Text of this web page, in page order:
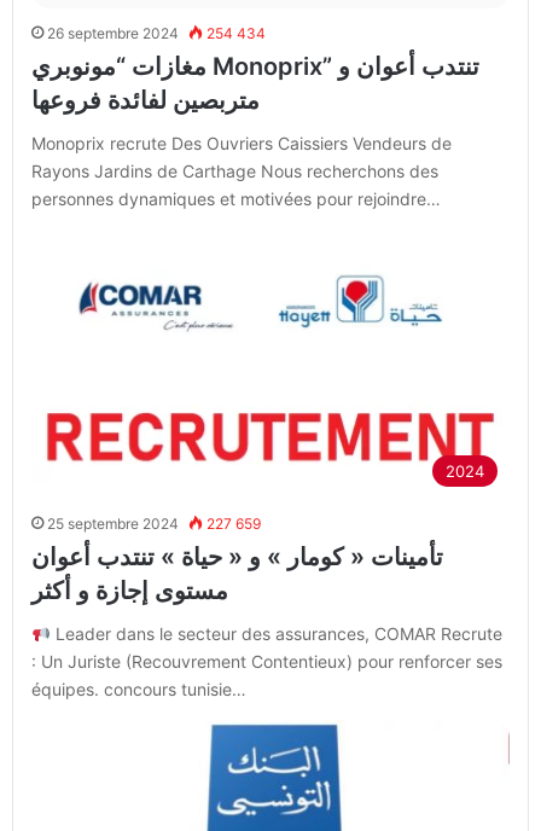
26 septembre 2024 254 434
مغازات “مونوبري Monoprix” تنتدب أعوان و
متربصين لفائدة فروعها
Monoprix recrute Des Ouvriers Caissiers Vendeurs de
Rayons Jardins de Carthage Nous recherchons des
personnes dynamiques et motivées pour rejoindre…
2024
25 septembre 2024 227 659
تأمينات « كومار » و « حياة » تنتدب أعوان
مستوى إجازة و أكثر
Leader dans le secteur des assurances, COMAR Recrute
: Un Juriste (Recouvrement Contentieux) pour renforcer ses
équipes. concours tunisie…